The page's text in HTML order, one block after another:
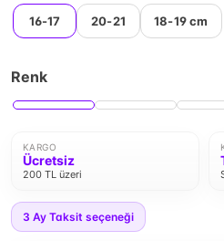
16-17 20-21 18-19 cm
Renk
KARGO
Ücretsiz
200 TL üzeri
3 Ay Taksit seçeneği